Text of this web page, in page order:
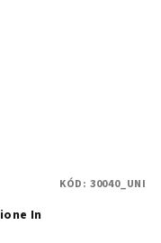
In
KÓD: 30040_UNI